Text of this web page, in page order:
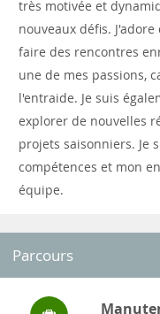
très motivée et
nouveaux défis.
faire des rencontres
une de mes passions,
l'entraide. Je suis
explorer de nouvelles
projets saisonniers. Je
compétences et mon
équipe.
Parcours